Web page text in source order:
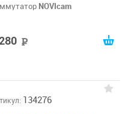
NOVIcam
134276